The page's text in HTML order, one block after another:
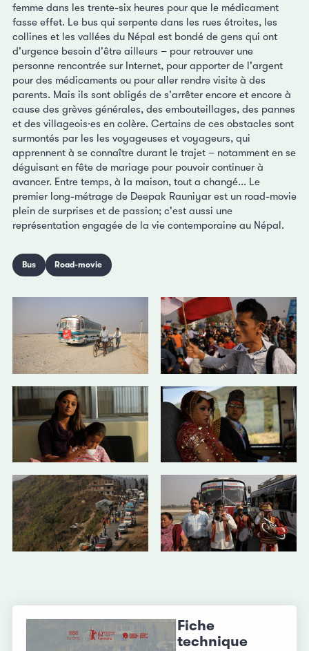
femme dans les trente-six heures pour que le médicament
fasse effet. Le bus qui serpente dans les rues étroites, les
collines et les vallées du Népal est bondé de gens qui ont
d'urgence besoin d'être ailleurs – pour retrouver une
personne rencontrée sur Internet, pour apporter de l'argent
pour des médicaments ou pour aller rendre visite à des
parents. Mais ils sont obligés de s'arrêter encore et encore à
cause des grèves générales, des embouteillages, des pannes
et des villageois·es en colère. Certains de ces obstacles sont
surmontés par les les voyageuses et voyageurs, qui
apprennent à se connaître durant le trajet – notamment en se
déguisant en fête de mariage pour pouvoir continuer à
avancer. Entre temps, à la maison, tout a changé... Le
premier long-métrage de Deepak Rauniyar est un road-movie
plein de surprises et de passion; c'est aussi une
représentation engagée de la vie contemporaine au Népal.
Bus Road-movie
Fiche
technique